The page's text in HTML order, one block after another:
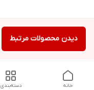
دیدن محصولات مرتبط
دسته‌بندی خانه